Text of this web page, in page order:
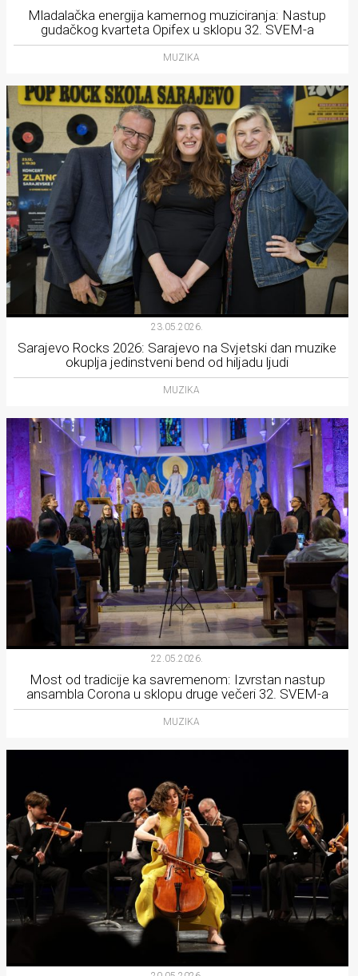
Mladalačka energija kamernog muziciranja: Nastup
gudačkog kvarteta Opifex u sklopu 32. SVEM-a
MUZIKA
23.05.2026.
Sarajevo Rocks 2026: Sarajevo na Svjetski dan muzike
okuplja jedinstveni bend od hiljadu ljudi
MUZIKA
22.05.2026.
Most od tradicije ka savremenom: Izvrstan nastup
ansambla Corona u sklopu druge večeri 32. SVEM-a
MUZIKA